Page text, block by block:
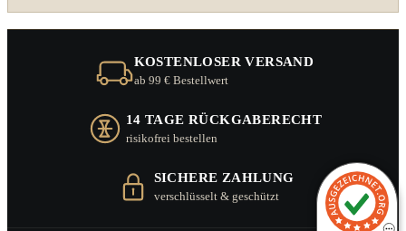
KOSTENLOSER VERSAND
ab 99 € Bestellwert
14 TAGE RÜCKGABERECHT
risikofrei bestellen
SICHERE ZAHLUNG
verschlüsselt & geschützt